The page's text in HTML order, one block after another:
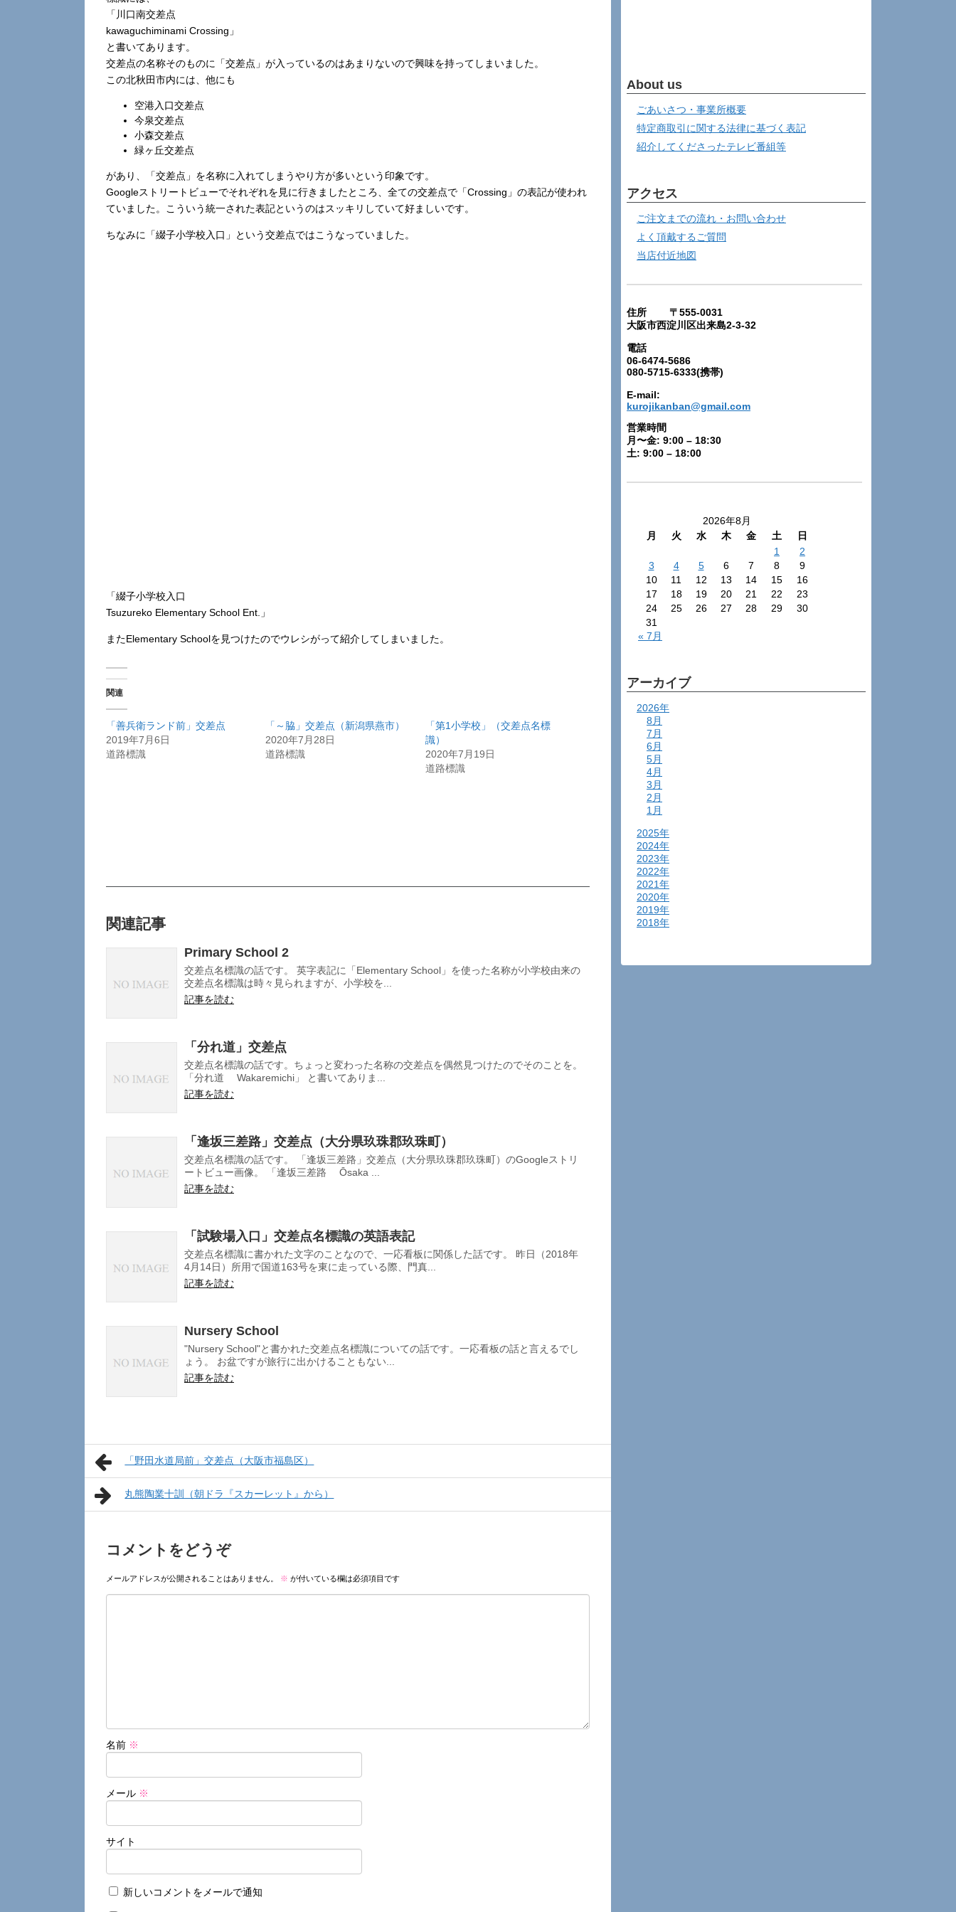
「川口南交差点
kawaguchiminami Crossing」
と書いてあります。
交差点の名称そのものに「交差点」が入っているのはあまりないので興味を持ってしまいました。
この北秋田市内には、他にも
空港入口交差点
今泉交差点
小森交差点
緑ヶ丘交差点
があり、「交差点」を名称に入れてしまうやり方が多いという印象です。
Googleストリートビューでそれぞれを見に行きましたところ、全ての交差点で「Crossing」の表記が使われ
ていました。こういう統一された表記というのはスッキリしていて好ましいです。
ちなみに「綴子小学校入口」という交差点ではこうなっていました。
「綴子小学校入口
Tsuzureko Elementary School Ent.」
またElementary Schoolを見つけたのでウレシがって紹介してしまいました。
関連
「善兵衛ランド前」交差点
2019年7月6日
道路標識
「～脇」交差点（新潟県燕市）
2020年7月28日
道路標識
「第1小学校」（交差点名標
識）
2020年7月19日
道路標識
関連記事
Primary School 2
交差点名標識の話です。 英字表記に「Elementary School」を使った名称が小学校由来の
交差点名標識は時々見られますが、小学校を...
記事を読む
「分れ道」交差点
交差点名標識の話です。ちょっと変わった名称の交差点を偶然見つけたのでそのことを。
「分れ道 Wakaremichi」 と書いてありま...
記事を読む
「逢坂三差路」交差点（大分県玖珠郡玖珠町）
交差点名標識の話です。 「逢坂三差路」交差点（大分県玖珠郡玖珠町）のGoogleストリ
ートビュー画像。 「逢坂三差路 Ōsaka ...
記事を読む
「試験場入口」交差点名標識の英語表記
交差点名標識に書かれた文字のことなので、一応看板に関係した話です。 昨日（2018年
4月14日）所用で国道163号を東に走っている際、門真...
記事を読む
Nursery School
"Nursery School"と書かれた交差点名標識についての話です。一応看板の話と言えるでし
ょう。 お盆ですが旅行に出かけることもない...
記事を読む
「野田水道局前」交差点（大阪市福島区）
丸熊陶業十訓（朝ドラ『スカーレット』から）
コメントをどうぞ
メールアドレスが公開されることはありません。 ※ が付いている欄は必須項目です
名前 ※
メール ※
サイト
新しいコメントをメールで通知
About us
ごあいさつ・事業所概要
特定商取引に関する法律に基づく表記
紹介してくださったテレビ番組等
アクセス
ご注文までの流れ・お問い合わせ
よく頂戴するご質問
当店付近地図
住所 〒555-0031
大阪市西淀川区出来島2-3-32
電話
06-6474-5686
080-5715-6333(携帯)
E-mail:
kurojikanban@gmail.com
営業時間
月〜金: 9:00 – 18:30
土: 9:00 – 18:00
2026年8月
月
火 水 木 金 土
日
1
2
3
4 5 6 7 8
9
10
11 12 13 14 15
16
17
18 19 20 21 22
23
24
25 26 27 28 29
30
31
« 7月
アーカイブ
2026年
8月
7月
6月
5月
4月
3月
2月
1月
2025年
2024年
2023年
2022年
2021年
2020年
2019年
2018年